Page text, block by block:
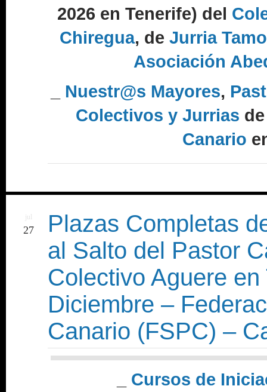
2026 en Tenerife) del
Chiregua, de Jurria
Asociación
Nuestr@s Mayores,
Colectivos y Jurrias
Canario
jul
27
Plazas Completas
al Salto del Pastor
Colectivo Aguere
Diciembre –
Canario (FSPC) –
Cursos de